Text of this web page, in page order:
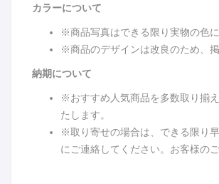
カラーについて
※商品写真はできる限り実物の色
※商品のデザインは改良のため、
納期について
※おすすめ人気商品を多数取り揃
たします。
※取り寄せの場合は、できる限り
にご連絡してください。お客様の